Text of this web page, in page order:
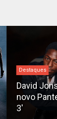
Destaques
David
novo
3'